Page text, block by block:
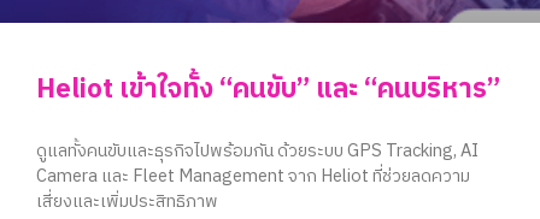
Heliot เข้าใจทั้ง “คนขับ” และ “คนบริหาร”
ดูแลทั้งคนขับและธุรกิจไปพร้อมกัน ด้วยระบบ GPS Tracking, AI
Camera และ Fleet Management จาก Heliot ที่ช่วยลดความ
เสี่ยงและเพิ่มประสิทธิภาพ